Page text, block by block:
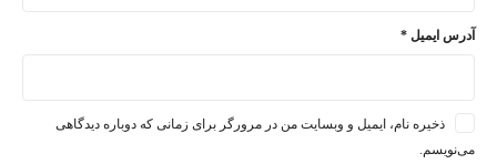
آدرس ایمیل *
ذخیره نام، ایمیل و وبسایت من در مرورگر برای زمانی که دوباره دیدگاهی
می‌نویسم.